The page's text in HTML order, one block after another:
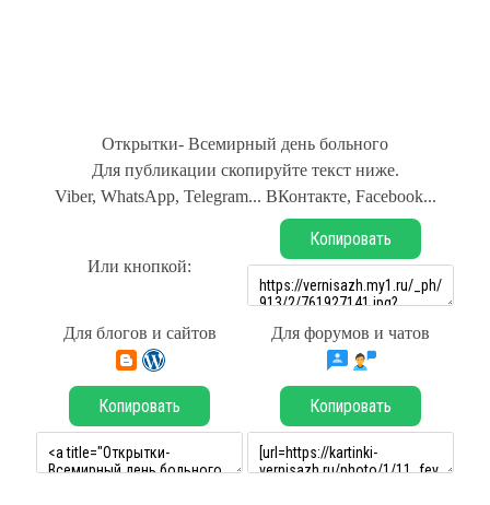
Открытки- Всемирный день больного
Для публикации скопируйте текст ниже.
Viber, WhatsApp, Telegram... ВКонтакте, Facebook...
Или кнопкой:
Копировать
Для блогов и сайтов Для форумов и чатов
Копировать Копировать